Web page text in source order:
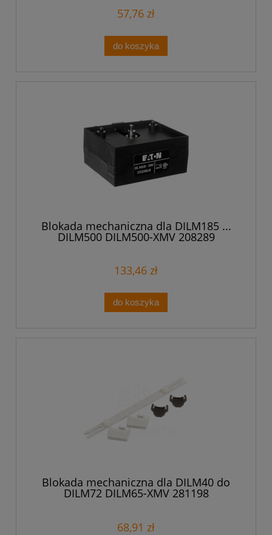
57,76 zł
do koszyka
Blokada mechaniczna dla DILM185 ...
DILM500 DILM500-XMV 208289
133,46 zł
do koszyka
Blokada mechaniczna dla DILM40 do
DILM72 DILM65-XMV 281198
68,91 zł